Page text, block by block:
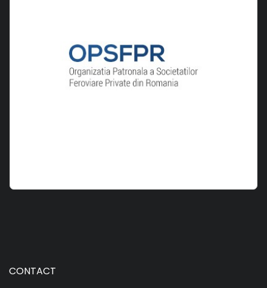
CONTACT